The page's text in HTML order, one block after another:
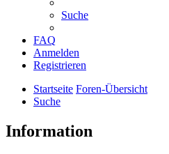
Suche
FAQ
Anmelden
Registrieren
Startseite Foren-Übersicht
Suche
Information